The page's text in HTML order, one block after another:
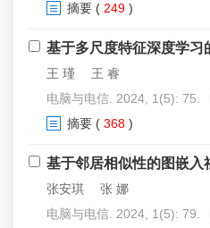
摘要 ( 249 )
基于多尺度特征深度学习
王 瑾 王 睿
电脑与电信. 2024, 1(5): 75.
摘要 ( 368 )
基于邻居相似性的图嵌入
张安琪 张 娜
电脑与电信. 2024, 1(5): 79.